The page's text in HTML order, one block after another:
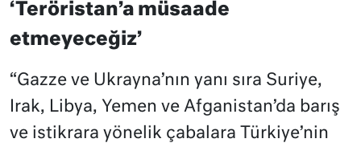
‘Teröristan’a müsaade
etmeyeceğiz’
“Gazze ve Ukrayna’nın yanı sıra Suriye,
Irak, Libya, Yemen ve Afganistan’da barış
ve istikrara yönelik çabalara Türkiye’nin